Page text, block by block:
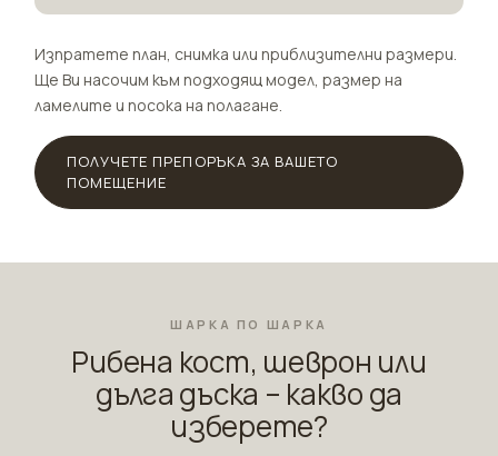
Изпратете план, снимка или приблизителни размери.
Ще Ви насочим към подходящ модел, размер на
ламелите и посока на полагане.
ПОЛУЧЕТЕ ПРЕПОРЪКА ЗА ВАШЕТО
ПОМЕЩЕНИЕ
ШАРКА ПО ШАРКА
Рибена кост, шеврон или
дълга дъска – какво да
изберете?